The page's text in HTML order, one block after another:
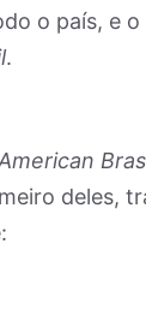
o país, e
.
deles,